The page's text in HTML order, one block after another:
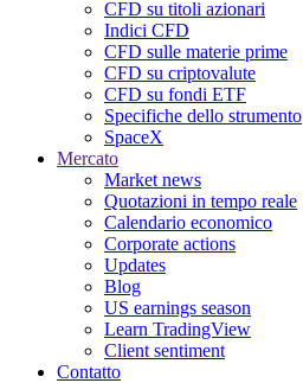
CFD su titoli azionari
Indici CFD
CFD sulle materie prime
CFD su criptovalute
CFD su fondi ETF
Specifiche dello strumento
SpaceX
Mercato
Market news
Quotazioni in tempo reale
Calendario economico
Corporate actions
Updates
Blog
US earnings season
Learn TradingView
Client sentiment
Contatto